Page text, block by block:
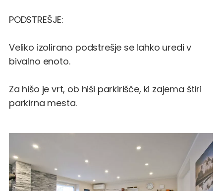
PODSTREŠJE:
Veliko izolirano podstrešje se lahko uredi v
bivalno enoto.
Za hišo je vrt, ob hiši parkirišče, ki zajema štiri
parkirna mesta.